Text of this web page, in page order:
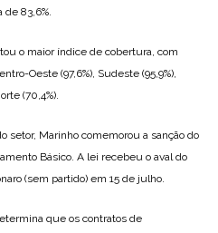
de 83,6%.
o maior índice de cobertura, com
Oeste (97,6%), Sudeste (95,9%),
(70,4%).
setor, Marinho comemorou a sanção do
Básico. A lei recebeu o aval do
(sem partido) em 15 de julho.
que os contratos de